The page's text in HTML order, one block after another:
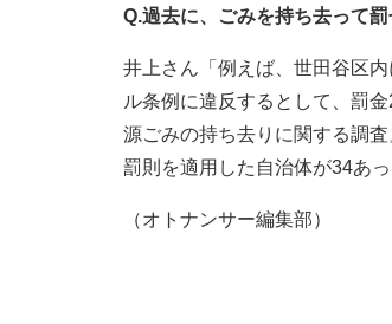
Q.過去に、ごみを持ち去って
井上さん「例えば、世田谷区
ル条例に違反するとして、罰
源ごみの持ち去りに関する調
罰則を適用した自治体が34あっ
（オトナンサー編集部）